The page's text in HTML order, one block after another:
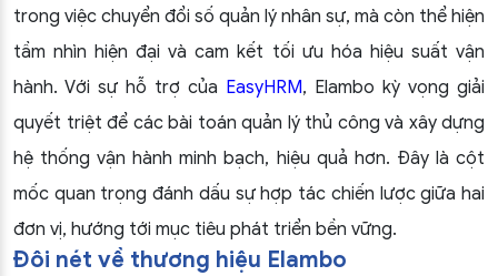
trong việc chuyển đổi số quản lý nhân sự, mà còn thể hiện
tầm nhìn hiện đại và cam kết tối ưu hóa hiệu suất vận
hành. Với sự hỗ trợ của EasyHRM, Elambo kỳ vọng giải
quyết triệt để các bài toán quản lý thủ công và xây dựng
hệ thống vận hành minh bạch, hiệu quả hơn. Đây là cột
mốc quan trọng đánh dấu sự hợp tác chiến lược giữa hai
đơn vị, hướng tới mục tiêu phát triển bền vững.
Đôi nét về thương hiệu Elambo